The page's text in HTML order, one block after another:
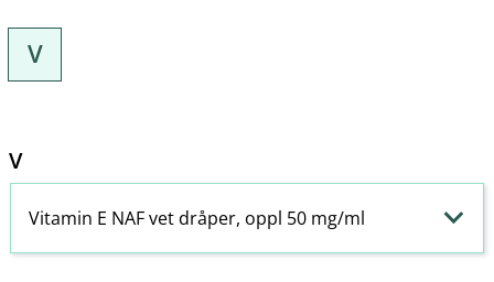
V
V
Vitamin E NAF vet dråper, oppl 50 mg/ml